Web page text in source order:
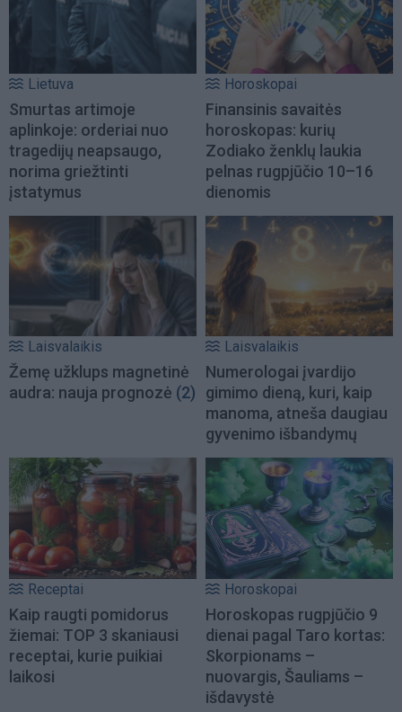
Lietuva
Smurtas artimoje
aplinkoje: orderiai nuo
tragedijų neapsaugo,
norima griežtinti
įstatymus
Horoskopai
Finansinis savaitės
horoskopas: kurių
Zodiako ženklų laukia
pelnas rugpjūčio 10–16
dienomis
Laisvalaikis
Žemę užklups magnetinė
audra: nauja prognozė (2)
Laisvalaikis
Numerologai įvardijo
gimimo dieną, kuri, kaip
manoma, atneša daugiau
gyvenimo išbandymų
Receptai
Kaip raugti pomidorus
žiemai: TOP 3 skaniausi
receptai, kurie puikiai
laikosi
Horoskopai
Horoskopas rugpjūčio 9
dienai pagal Taro kortas:
Skorpionams –
nuovargis, Šauliams –
išdavystė